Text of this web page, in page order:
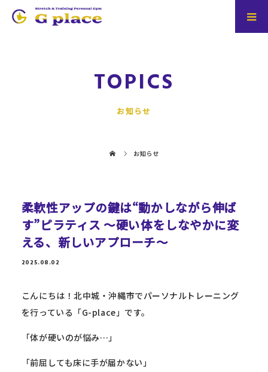
TOPICS
お知らせ
お知らせ
柔軟性アップの鍵は“動かしながら伸ば
す”ピラティス 〜硬い体をしなやかに変
える、新しいアプローチ〜
2025.08.02
こんにちは！北中城・沖縄市でパーソナルトレーニング
を行っている「G-place」 です。
「体が硬いのが悩み…」
「前屈しても床に手が届かない」